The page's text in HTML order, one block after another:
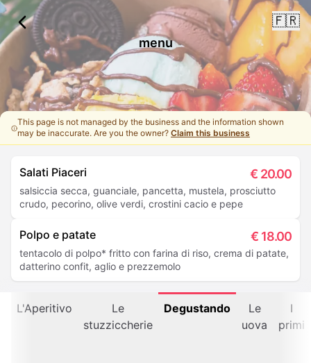
🇫🇷
menu
This page is not managed by the business and the information shown
may be inaccurate. Are you the owner?Claim this business
Salati Piaceri € 20.00
salsiccia secca, guanciale, pancetta, mustela, prosciutto
crudo, pecorino, olive verdi, crostini cacio e pepe
Polpo e patate € 18.00
tentacolo di polpo* fritto con farina di riso, crema di patate,
datterino confit, aglio e prezzemolo
L'Aperitivo
Le
stuzziccherie
Degustando
Le
uova
I
primi